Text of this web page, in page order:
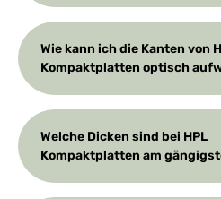
Wie kann ich die Kanten von
Kompaktplatten optisch
Welche Dicken sind bei HPL
Kompaktplatten am